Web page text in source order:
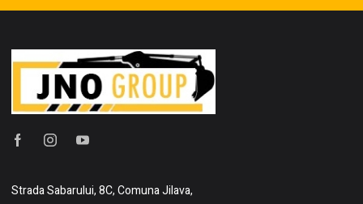
Strada Sabarului, 8C, Comuna Jilava,